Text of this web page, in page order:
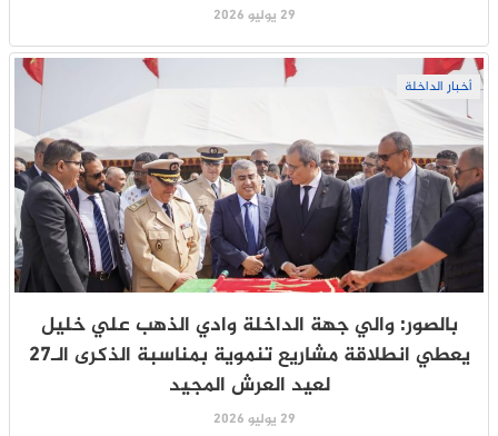
29 يوليو 2026
أخبار الداخلة
بالصور: والي جهة الداخلة وادي الذهب علي خليل
يعطي انطلاقة مشاريع تنموية بمناسبة الذكرى الـ27
لعيد العرش المجيد
29 يوليو 2026